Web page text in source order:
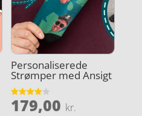
Personaliserede
Strømper med Ansigt
Vurderet
3.9
179,00 kr.